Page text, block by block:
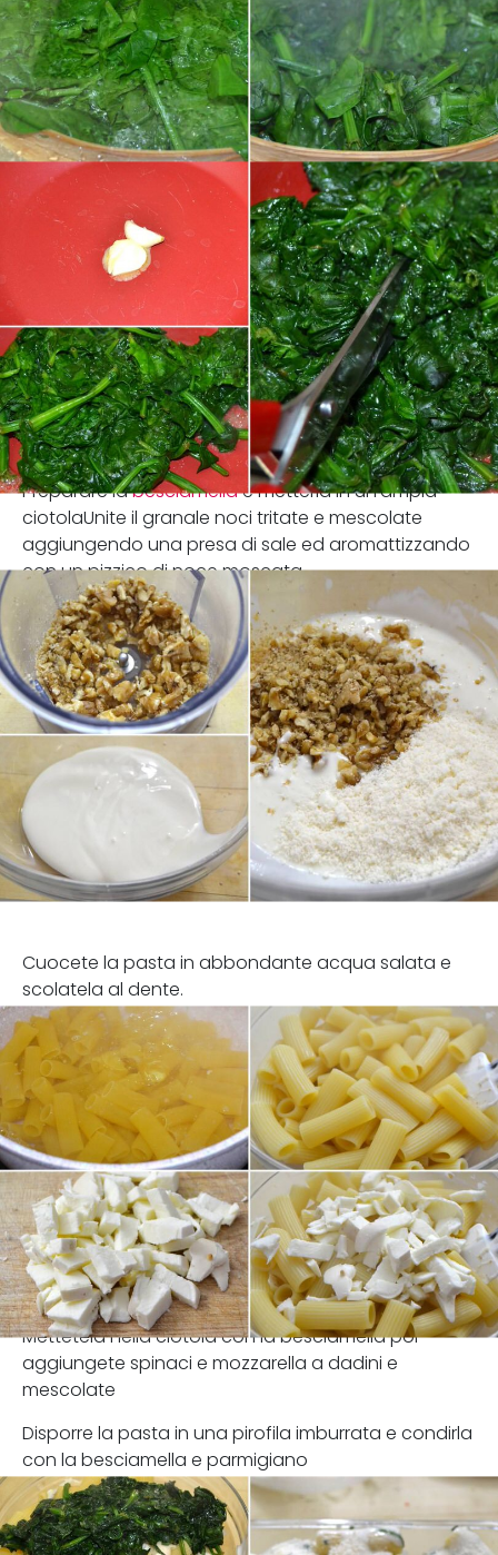
Preparare labesciamellae metterla in un'ampia
ciotolaUnite il granale noci tritate e mescolate
aggiungendo una presa di sale ed aromattizzando
con un pizzico di noce moscata.
Cuocete la pasta in abbondante acqua salata e
scolatela al dente.
Mettetela nella ciotola con la besciamella poi
aggiungete spinaci e mozzarella a dadini e
mescolate
Disporre la pasta in una pirofila imburrata e condirla
con la besciamella e parmigiano